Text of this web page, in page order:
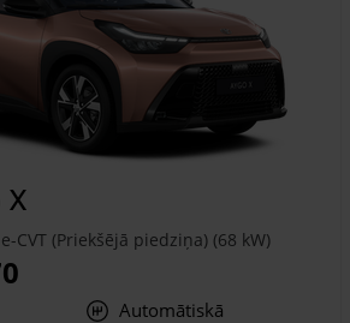
CVT (Priekšējā piedziņa) (68 kW)
Automātiskā